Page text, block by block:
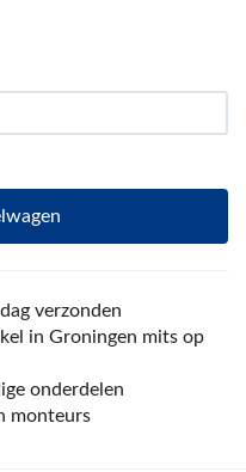
verzonden
in Groningen mits op
onderdelen
monteurs